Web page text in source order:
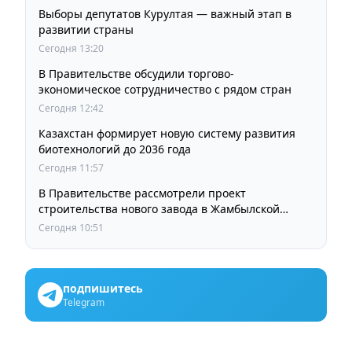
Выборы депутатов Курултая — важный этап в
развитии страны
Сегодня 13:20
В Правительстве обсудили торгово-
экономическое сотрудничество с рядом стран
Сегодня 12:42
Казахстан формирует новую систему развития
биотехнологий до 2036 года
Сегодня 11:57
В Правительстве рассмотрели проект
строительства нового завода в Жамбылской
области
Сегодня 10:51
подпишитесь
Telegram